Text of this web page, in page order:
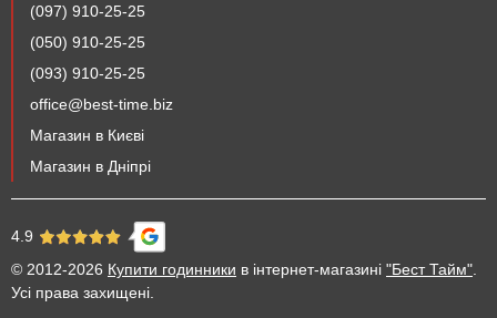
(097) 910-25-25
(050) 910-25-25
(093) 910-25-25
office@best-time.biz
Магазин в Києві
Магазин в Дніпрі
4.9
© 2012-2026 Купити годинники в інтернет-магазині "Бест Тайм"
Усі права захищені.